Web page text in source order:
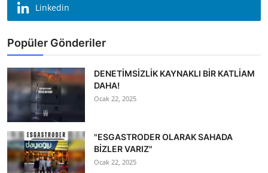
Linkedin
Popüler Gönderiler
DENETİMSİZLİK KAYNAKLI BİR KATLİAM
DAHA!
Ocak 22, 2025
"ESGASTRODER OLARAK SAHADA
BİZLER VARIZ"
Ocak 22, 2025